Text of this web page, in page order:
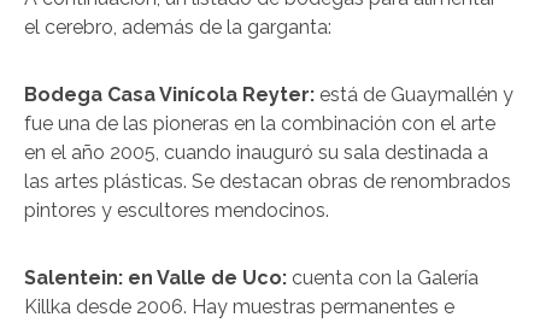
el cerebro, además de la garganta:
Bodega Casa Vinícola Reyter: está de Guaymallén y
fue una de las pioneras en la combinación con el arte
en el año 2005, cuando inauguró su sala destinada a
las artes plásticas. Se destacan obras de renombrados
pintores y escultores mendocinos.
Salentein: en Valle de Uco: cuenta con la Galería
Killka desde 2006. Hay muestras permanentes e